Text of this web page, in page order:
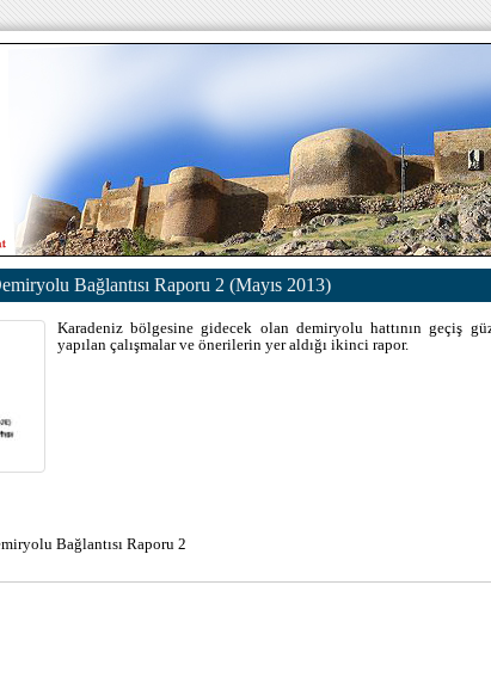
Bağlantısı Raporu 2 (Mayıs 2013)
Karadeniz bölgesine gidecek olan demiryolu hattının geçiş
yapılan çalışmalar ve önerilerin yer aldığı ikinci rapor.
Bağlantısı Raporu 2